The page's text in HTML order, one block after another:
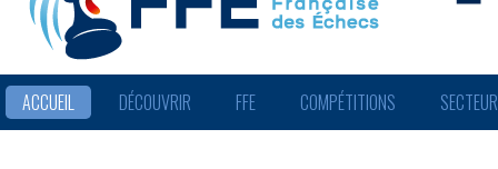
ACCUEIL DÉCOUVRIR FFE COMPÉTITIONS